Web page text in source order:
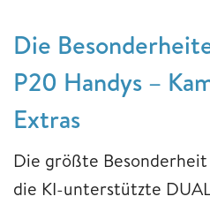
Die
P20 Handys –
Extras
Die größte
die KI-unterstützte